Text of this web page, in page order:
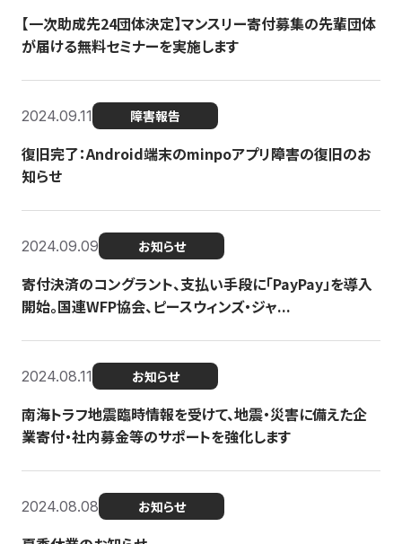
【一次助成先24団体決定】マンスリー寄付募集の先輩団体
が届ける無料セミナーを実施します
2024.09.11 障害報告
復旧完了：Android端末のminpoアプリ障害の復旧のお
知らせ
2024.09.09 お知らせ
寄付決済のコングラント、支払い手段に「PayPay」を導入
開始。国連WFP協会、ピースウィンズ・ジャ...
2024.08.11 お知らせ
南海トラフ地震臨時情報を受けて、地震・災害に備えた企
業寄付・社内募金等のサポートを強化します
2024.08.08 お知らせ